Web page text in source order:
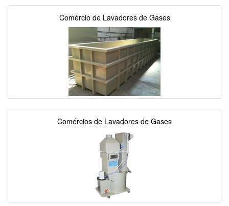
Comércio de Lavadores de Gases
Comércios de Lavadores de Gases